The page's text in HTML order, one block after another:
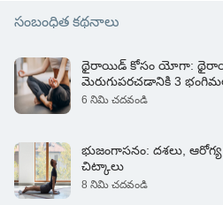
సంబంధిత కథనాలు
థైరాయిడ్ కోసం యోగా:
మెరుగుపరచడానికి 3
6 నిమి చదవండి
భుజంగాసనం: దశలు,
చిట్కాలు
8 నిమి చదవండి